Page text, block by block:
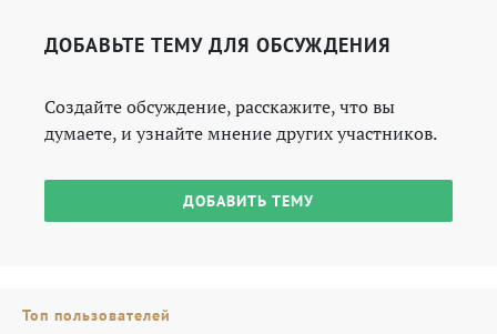
ДОБАВЬТЕ ТЕМУ ДЛЯ ОБСУЖДЕНИЯ
Создайте обсуждение, расскажите, что вы
думаете, и узнайте мнение других участников.
ДОБАВИТЬ ТЕМУ
Топ пользователей